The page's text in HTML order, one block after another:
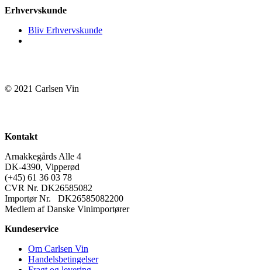
Erhvervskunde
Bliv Erhvervskunde
© 2021 Carlsen Vin
Kontakt
Arnakkegårds Alle 4
DK-4390, Vipperød
(+45) 61 36 03 78
CVR Nr. DK26585082
Importør Nr. DK26585082200
Medlem af Danske Vinimportører
Kundeservice
Om Carlsen Vin
Handelsbetingelser